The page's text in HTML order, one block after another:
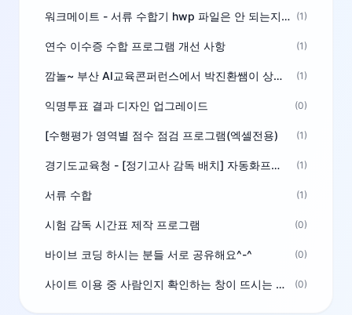
워크메이트 - 서류 수합기 hwp 파일은 안 되는지요? (1)
연수 이수증 수합 프로그램 개선 사항 (1)
깜놀~ 부산 AI교육콘퍼런스에서 박진환쌤이 상받으려 나오셨네요~ ^^ (1)
익명투표 결과 디자인 업그레이드 (0)
[수행평가 영역별 점수 점검 프로그램(엑셀전용) (1)
경기도교육청 - [정기고사 감독 배치] 자동화프로그램 보급 (1)
서류 수합 (1)
시험 감독 시간표 제작 프로그램 (0)
바이브 코딩 하시는 분들 서로 공유해요^-^ (0)
사이트 이용 중 사람인지 확인하는 창이 뜨시는 분은 알려주세요 (0)